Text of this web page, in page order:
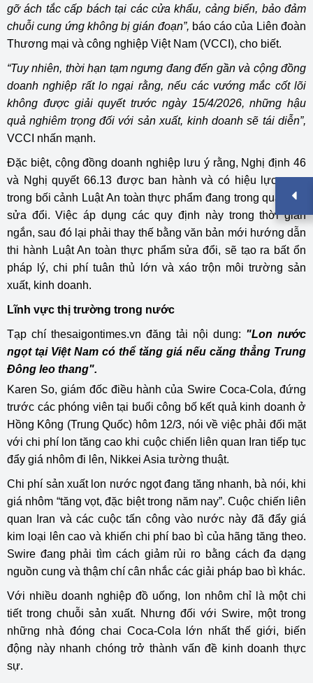
gỡ ách tắc cấp bách tại các cửa khẩu, cảng biển, bảo đảm
chuỗi cung ứng không bị gián đoạn”, báo cáo của Liên đoàn
Thương mại và công nghiệp Việt Nam (VCCI), cho biết.
“Tuy nhiên, thời hạn tạm ngưng đang đến gần và cộng đồng
doanh nghiệp rất lo ngại rằng, nếu các vướng mắc cốt lõi
không được giải quyết trước ngày 15/4/2026, những hậu
quả nghiêm trọng đối với sản xuất, kinh doanh sẽ tái diễn”,
VCCI nhấn mạnh.
Đặc biệt, cộng đồng doanh nghiệp lưu ý rằng, Nghị định 46
và Nghị quyết 66.13 được ban hành và có hiệu lực ngay
trong bối cảnh Luật An toàn thực phẩm đang trong quá trình
sửa đổi. Việc áp dụng các quy định này trong thời gian
ngắn, sau đó lại phải thay thế bằng văn bản mới hướng dẫn
thi hành Luật An toàn thực phẩm sửa đổi, sẽ tạo ra bất ổn
pháp lý, chi phí tuân thủ lớn và xáo trộn môi trường sản
xuất, kinh doanh.
Lĩnh vực thị trường trong nước
Tạp chí thesaigontimes.vn đăng tải nội dung: "Lon nước
ngọt tại Việt Nam có thể tăng giá nếu căng thẳng Trung
Đông leo thang".
Karen So, giám đốc điều hành của Swire Coca-Cola, đứng
trước các phóng viên tại buổi công bố kết quả kinh doanh ở
Hồng Kông (Trung Quốc) hôm 12/3, nói về việc phải đối mặt
với chi phí lon tăng cao khi cuộc chiến liên quan Iran tiếp tục
đẩy giá nhôm đi lên, Nikkei Asia tường thuật.
Chi phí sản xuất lon nước ngọt đang tăng nhanh, bà nói, khi
giá nhôm “tăng vọt, đặc biệt trong năm nay”. Cuộc chiến liên
quan Iran và các cuộc tấn công vào nước này đã đẩy giá
kim loại lên cao và khiến chi phí bao bì của hãng tăng theo.
Swire đang phải tìm cách giảm rủi ro bằng cách đa dạng
nguồn cung và thậm chí cân nhắc các giải pháp bao bì khác.
Với nhiều doanh nghiệp đồ uống, lon nhôm chỉ là một chi
tiết trong chuỗi sản xuất. Nhưng đối với Swire, một trong
những nhà đóng chai Coca-Cola lớn nhất thế giới, biến
động này nhanh chóng trở thành vấn đề kinh doanh thực
sự.